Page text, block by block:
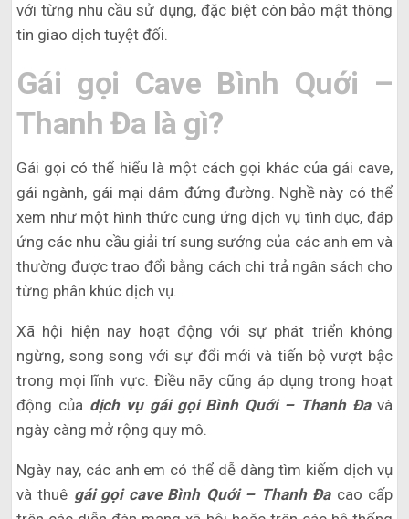
với từng nhu cầu sử dụng, đặc biệt còn bảo mật thông
tin giao dịch tuyệt đối.
Gái gọi Cave Bình Quới –
Thanh Đa là gì?
Gái gọi có thể hiểu là một cách gọi khác của gái cave,
gái ngành, gái mại dâm đứng đường. Nghề này có thể
xem như một hình thức cung ứng dịch vụ tình dục, đáp
ứng các nhu cầu giải trí sung sướng của các anh em và
thường được trao đổi bằng cách chi trả ngân sách cho
từng phân khúc dịch vụ.
Xã hội hiện nay hoạt động với sự phát triển không
ngừng, song song với sự đổi mới và tiến bộ vượt bậc
trong mọi lĩnh vực. Điều nãy cũng áp dụng trong hoạt
động của dịch vụ gái gọi Bình Quới – Thanh Đa và
ngày càng mở rộng quy mô.
Ngày nay, các anh em có thể dễ dàng tìm kiếm dịch vụ
và thuê gái gọi cave Bình Quới – Thanh Đa cao cấp